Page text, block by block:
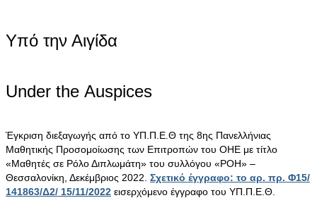
Υπό την Αιγίδα
Under the Αuspices
Έγκριση διεξαγωγής από το ΥΠ.Π.Ε.Θ της 8ης Πανελλήνιας
Μαθητικής Προσομοίωσης των Επιτροπών του ΟΗΕ με τίτλο
«Μαθητές σε Ρόλο Διπλωμάτη» του συλλόγου «ΡΟΗ» –
Θεσσαλονίκη, Δεκέμβριος 2022. Σχετικό έγγραφο: το αρ. πρ. Φ15/
141863/Δ2/ 15/11/2022 εισερχόμενο έγγραφο του ΥΠ.Π.Ε.Θ.